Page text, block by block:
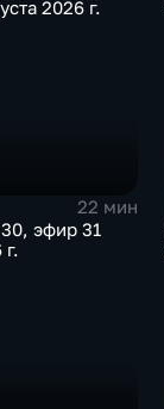
2026 г.
22 мин
эфир 31